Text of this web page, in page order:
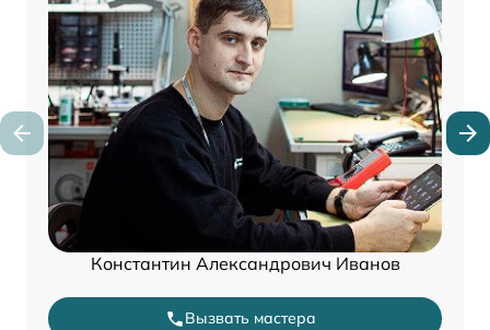
Константин Александрович Иванов
Вызвать мастера